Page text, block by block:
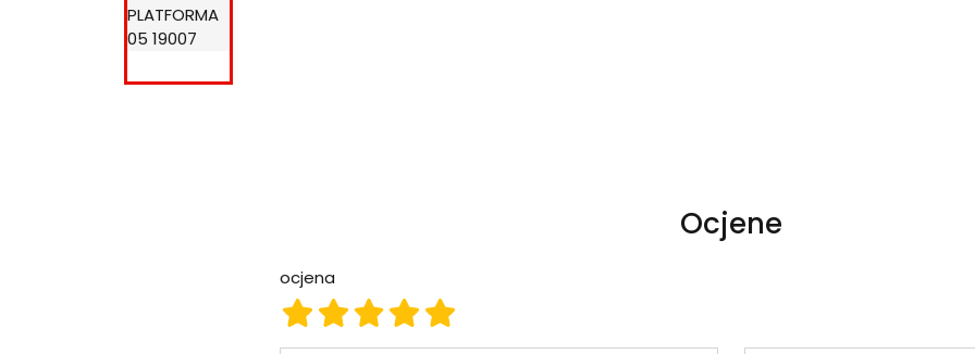
Ocjene
ocjena
ocjena 5
ocjena 4
ocjena 3
ocjena 2
ocjena 1